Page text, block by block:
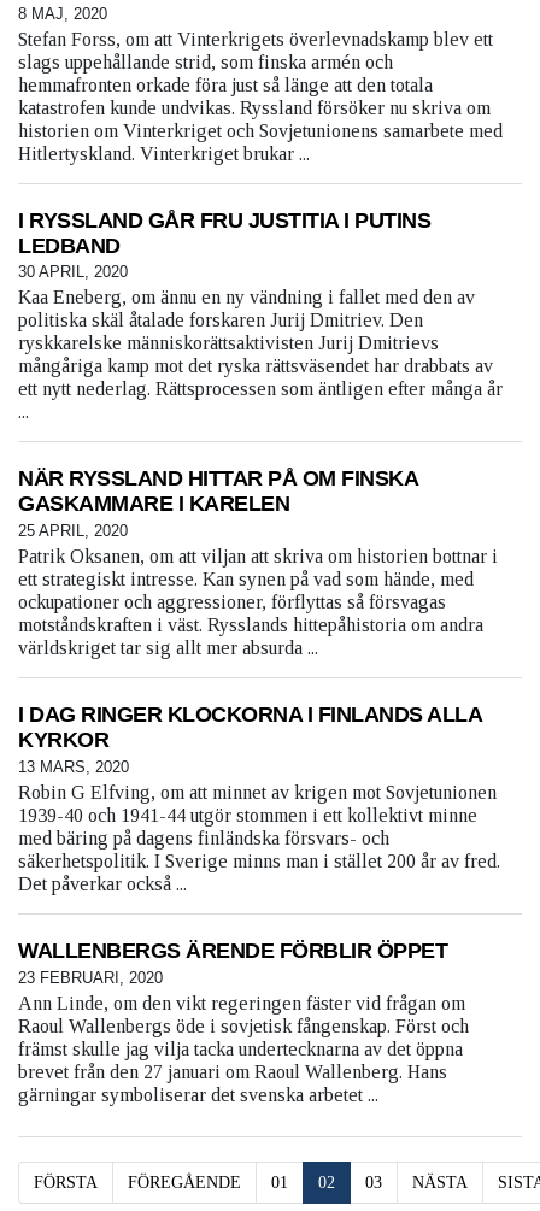
8 MAJ, 2020
Stefan Forss, om att Vinterkrigets överlevnadskamp blev ett
slags uppehållande strid, som finska armén och
hemmafronten orkade föra just så länge att den totala
katastrofen kunde undvikas. Ryssland försöker nu skriva om
historien om Vinterkriget och Sovjetunionens samarbete med
Hitlertyskland. Vinterkriget brukar ...
I RYSSLAND GÅR FRU JUSTITIA I PUTINS
LEDBAND
30 APRIL, 2020
Kaa Eneberg, om ännu en ny vändning i fallet med den av
politiska skäl åtalade forskaren Jurij Dmitriev. Den
ryskkarelske människorättsaktivisten Jurij Dmitrievs
mångåriga kamp mot det ryska rättsväsendet har drabbats av
ett nytt nederlag. Rättsprocessen som äntligen efter många år
...
NÄR RYSSLAND HITTAR PÅ OM FINSKA
GASKAMMARE I KARELEN
25 APRIL, 2020
Patrik Oksanen, om att viljan att skriva om historien bottnar i
ett strategiskt intresse. Kan synen på vad som hände, med
ockupationer och aggressioner, förflyttas så försvagas
motståndskraften i väst. Rysslands hittepåhistoria om andra
världskriget tar sig allt mer absurda ...
I DAG RINGER KLOCKORNA I FINLANDS ALLA
KYRKOR
13 MARS, 2020
Robin G Elfving, om att minnet av krigen mot Sovjetunionen
1939-40 och 1941-44 utgör stommen i ett kollektivt minne
med bäring på dagens finländska försvars- och
säkerhetspolitik. I Sverige minns man i stället 200 år av fred.
Det påverkar också ...
WALLENBERGS ÄRENDE FÖRBLIR ÖPPET
23 FEBRUARI, 2020
Ann Linde, om den vikt regeringen fäster vid frågan om
Raoul Wallenbergs öde i sovjetisk fångenskap. Först och
främst skulle jag vilja tacka undertecknarna av det öppna
brevet från den 27 januari om Raoul Wallenberg. Hans
gärningar symboliserar det svenska arbetet ...
FÖRSTA FÖREGÅENDE 01 02 03 NÄSTA